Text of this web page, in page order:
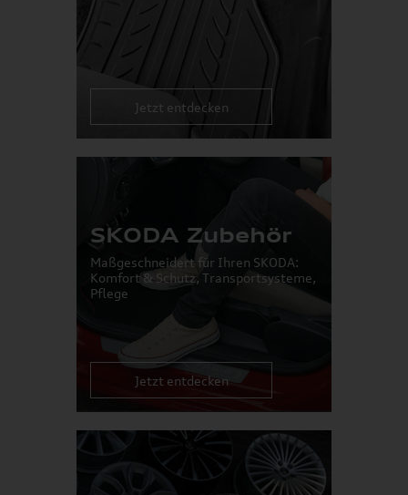
Jetzt entdecken
SKODA Zubehör
Maßgeschneidert für Ihren SKODA:
Komfort & Schutz, Transportsysteme,
Pflege
Jetzt entdecken